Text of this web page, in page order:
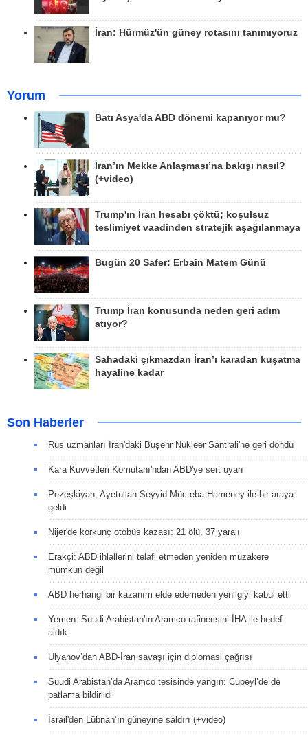
İran: Hürmüz'ün güney rotasını tanımıyoruz
Yorum
Batı Asya'da ABD dönemi kapanıyor mu?
İran’ın Mekke Anlaşması’na bakışı nasıl?
(+video)
Trump'ın İran hesabı çöktü; koşulsuz
teslimiyet vaadinden stratejik aşağılanmaya
Bugün 20 Safer: Erbain Matem Günü
Trump İran konusunda neden geri adım
atıyor?
Sahadaki çıkmazdan İran’ı karadan kuşatma
hayaline kadar
Son Haberler
Rus uzmanları İran'daki Buşehr Nükleer Santrali'ne geri döndü
Kara Kuvvetleri Komutanı'ndan ABD'ye sert uyarı
Pezeşkiyan, Ayetullah Seyyid Mücteba Hameney ile bir araya
geldi
Nijer'de korkunç otobüs kazası: 21 ölü, 37 yaralı
Erakçi: ABD ihlallerini telafi etmeden yeniden müzakere
mümkün değil
ABD herhangi bir kazanım elde edemeden yenilgiyi kabul etti
Yemen: Suudi Arabistan'ın Aramco rafinerisini İHA ile hedef
aldık
Ulyanov’dan ABD-İran savaşı için diplomasi çağrısı
Suudi Arabistan’da Aramco tesisinde yangın: Cübeyl’de de
patlama bildirildi
İsrail'den Lübnan’ın güneyine saldırı (+video)